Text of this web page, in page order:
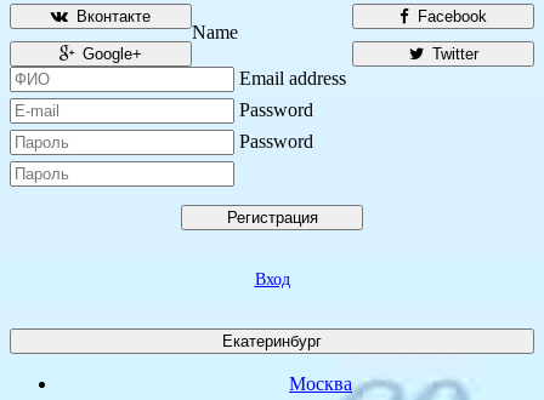
Facebook
Вконтакте
Twitter
Google+
Name
Email address
Password
Password
Регистрация
Вход
Екатеринбург
Москва